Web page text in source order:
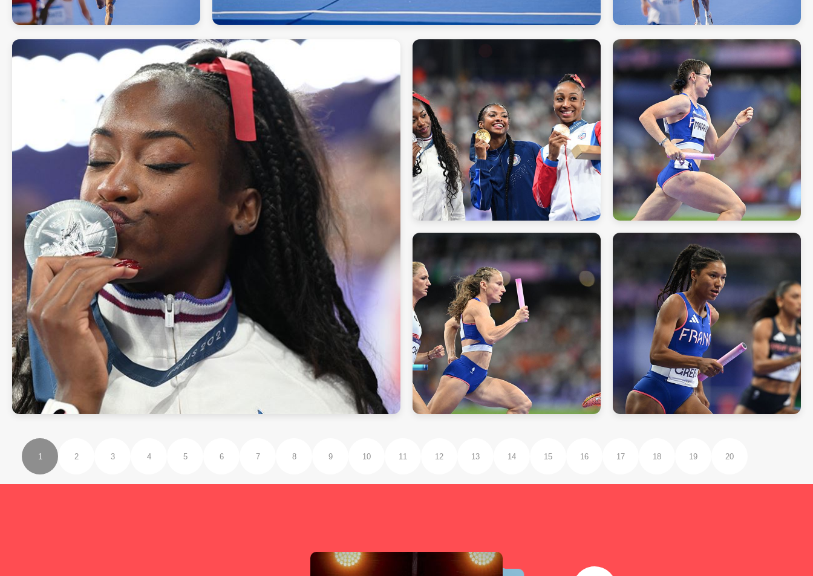
1 2 3 4 5 6 7 8 9 10 11 12 13 14 15 16 17 18 19 20